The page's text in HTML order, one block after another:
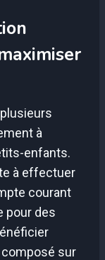
à
enfants.
à effectuer
courant
pour des
sur